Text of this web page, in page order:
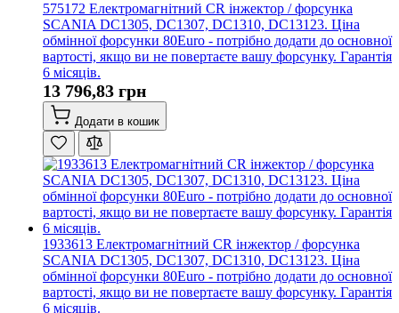
575172 Електромагнітний CR інжектор / форсунка
SCANIA DC1305, DC1307, DC1310, DC13123. Ціна
обмінної форсунки 80Euro - потрібно додати до основної
вартості, якщо ви не повертаєте вашу форсунку. Гарантія
6 місяців.
13 796,83 грн
Додати в кошик
1933613 Електромагнітний CR інжектор / форсунка
SCANIA DC1305, DC1307, DC1310, DC13123. Ціна
обмінної форсунки 80Euro - потрібно додати до основної
вартості, якщо ви не повертаєте вашу форсунку. Гарантія
6 місяців.